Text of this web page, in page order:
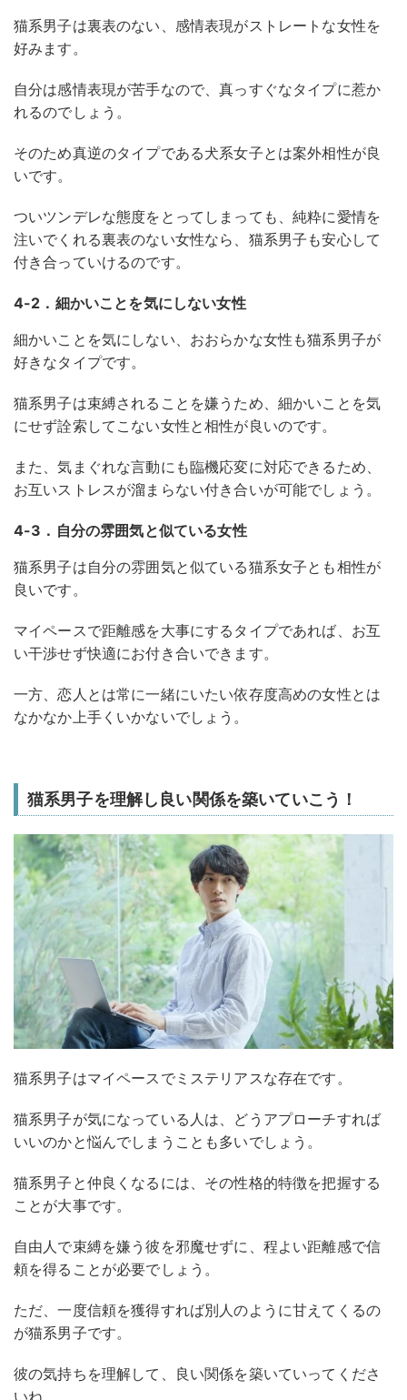
猫系男子は裏表のない、感情表現がストレートな女性を
好みます。
自分は感情表現が苦手なので、真っすぐなタイプに惹か
れるのでしょう。
そのため真逆のタイプである犬系女子とは案外相性が良
いです。
ついツンデレな態度をとってしまっても、純粋に愛情を
注いでくれる裏表のない女性なら、猫系男子も安心して
付き合っていけるのです。
4-2．細かいことを気にしない女性
細かいことを気にしない、おおらかな女性も猫系男子が
好きなタイプです。
猫系男子は束縛されることを嫌うため、細かいことを気
にせず詮索してこない女性と相性が良いのです。
また、気まぐれな言動にも臨機応変に対応できるため、
お互いストレスが溜まらない付き合いが可能でしょう。
4-3．自分の雰囲気と似ている女性
猫系男子は自分の雰囲気と似ている猫系女子とも相性が
良いです。
マイペースで距離感を大事にするタイプであれば、お互
い干渉せず快適にお付き合いできます。
一方、恋人とは常に一緒にいたい依存度高めの女性とは
なかなか上手くいかないでしょう。
猫系男子を理解し良い関係を築いていこう！
猫系男子はマイペースでミステリアスな存在です。
猫系男子が気になっている人は、どうアプローチすれば
いいのかと悩んでしまうことも多いでしょう。
猫系男子と仲良くなるには、その性格的特徴を把握する
ことが大事です。
自由人で束縛を嫌う彼を邪魔せずに、程よい距離感で信
頼を得ることが必要でしょう。
ただ、一度信頼を獲得すれば別人のように甘えてくるの
が猫系男子です。
彼の気持ちを理解して、良い関係を築いていってくださ
いね。